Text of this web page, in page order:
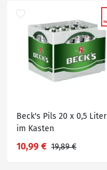
Beck's Pils 20 x 0,5 Liter
im Kasten
10,99 € 19,89 €